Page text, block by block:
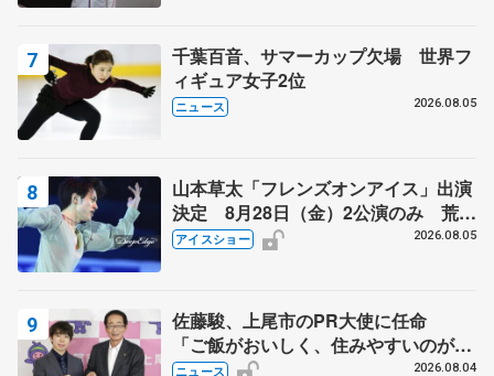
千葉百音、サマーカップ欠場 世界フ
ィギュア女子2位
ニュース 2026.08.05
山本草太「フレンズオンアイス」出演
決定 8月28日（金）2公演のみ 荒川
静香さんプロデュース、20周年のアイ
アイスショー 2026.08.05
佐藤駿、上尾市のPR大使に任命
「ご飯がおいしく、住みやすいのが魅
力」
ニュース 2026.08.04